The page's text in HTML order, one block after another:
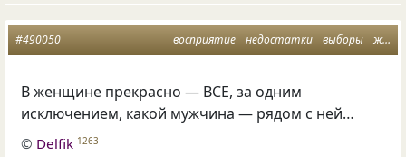
восприятие недостатки выборы женщина и мужчина
#490050
В женщине прекрасно — ВСЕ, за одним
исключением, какой мужчина — рядом с ней…
© Delfik 1263